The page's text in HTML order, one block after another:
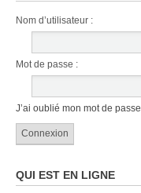
Nom d’utilisateur :
Mot de passe :
J’ai oublié mon mot de passe
QUI EST EN LIGNE